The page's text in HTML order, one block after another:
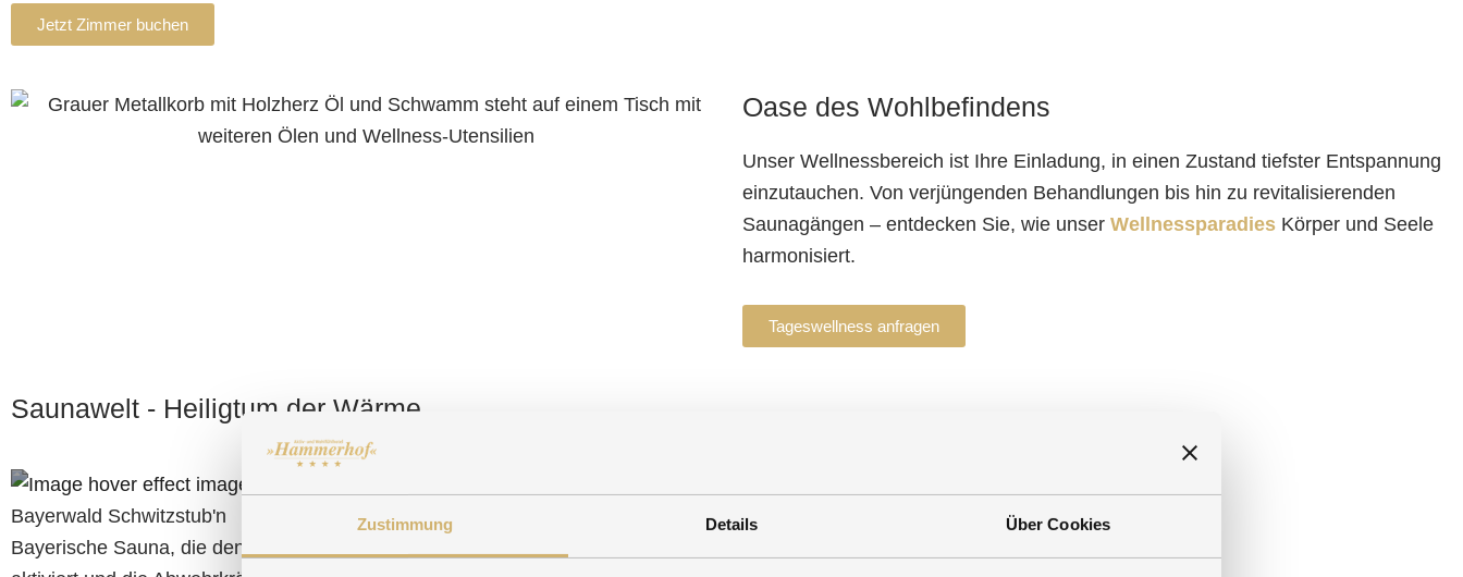
Zustimmung Details Über Cookies
Jetzt Zimmer buchen
Oase des Wohlbefindens
Unser Wellnessbereich ist Ihre Einladung, in einen Zustand tiefster Entspannung
einzutauchen. Von verjüngenden Behandlungen bis hin zu revitalisierenden
Saunagängen – entdecken Sie, wie unser Wellnessparadies Körper und Seele
harmonisiert.
Tageswellness anfragen
Saunawelt - Heiligtum der Wärme
Bayerwald Schwitzstub'n
Bayerische Sauna, die den Stoffwechsel
Bio-Sauna mit Aquaviva & Farblichttherapie